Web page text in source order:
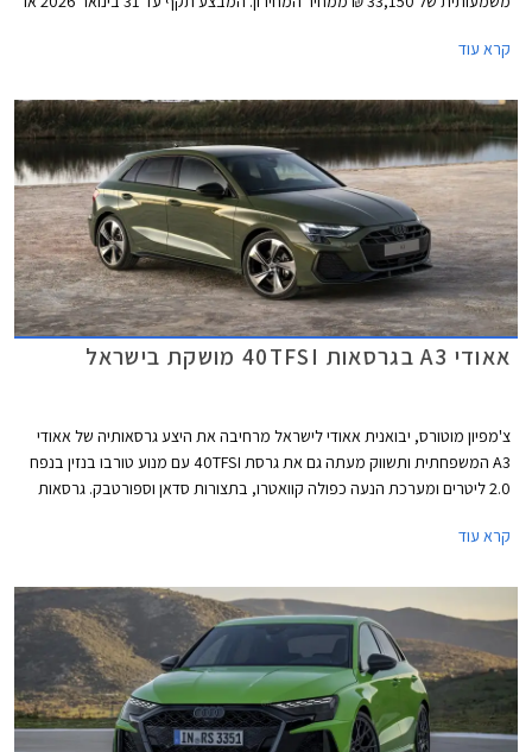
קרא עוד
אאודי A3 בגרסאות 40TFSI מושקת בישראל
צ'מפיון מוטורס, יבואנית אאודי לישראל מרחיבה את היצע גרסאותיה של אאודי
A3 המשפחתית ותשווק מעתה גם את גרסת 40TFSI עם מנוע טורבו בנזין בנפח
2.0 ליטרים ומערכת הנעה כפולה קוואטרו, בתצורות סדאן וספורטבק. גרסאות
לא זול אך ביחס למתחרים הישירים מבית מרצדס וב.מ.וו וביחס ליחידת ההנעה
המותג בישראל אשר סובל מירידה במכירות.
קרא עוד